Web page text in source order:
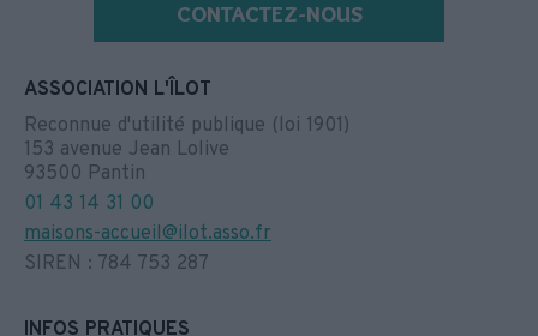
CONTACTEZ-NOUS
ASSOCIATION L'ÎLOT
Reconnue d'utilité publique (loi 1901)
153 avenue Jean Lolive
93500 Pantin
01 43 14 31 00
maisons-accueil@ilot.asso.fr
SIREN : 784 753 287
INFOS PRATIQUES